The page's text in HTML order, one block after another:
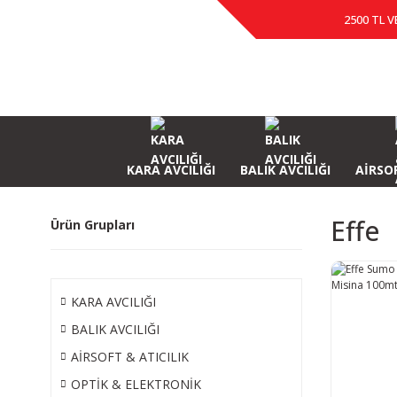
2500 TL
KARA AVCILIĞI BALIK AVCILIĞI
Ürün Grupları
KARA AVCILIĞI
BALIK AVCILIĞI
AİRSOFT & ATICILIK
OPTİK & ELEKTRONİK
Effe